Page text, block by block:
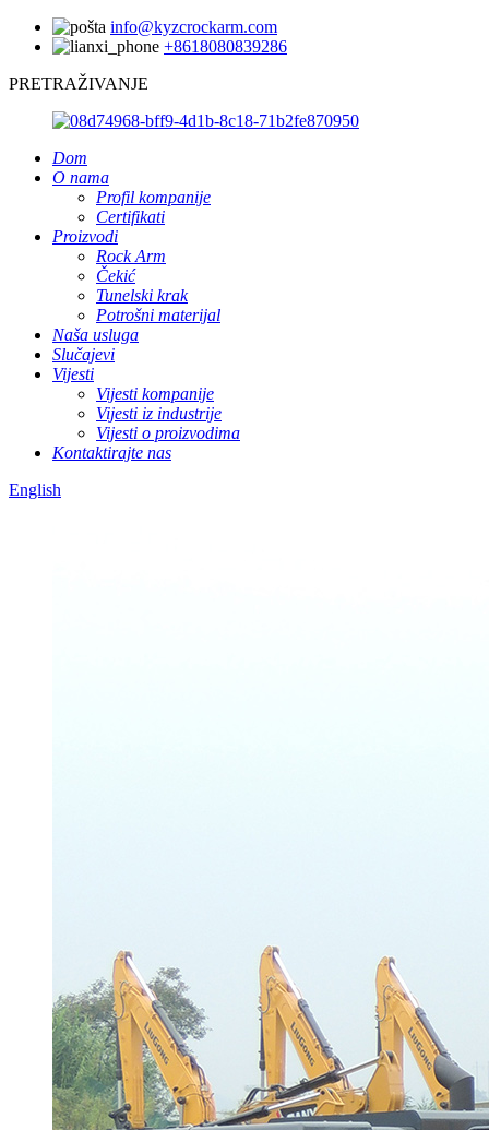
info@kyzcrockarm.com
+8618080839286
PRETRAŽIVANJE
Dom
O nama
Profil kompanije
Certifikati
Proizvodi
Rock Arm
Čekić
Tunelski krak
Potrošni materijal
Naša usluga
Slučajevi
Vijesti
Vijesti kompanije
Vijesti iz industrije
Vijesti o proizvodima
Kontaktirajte nas
English